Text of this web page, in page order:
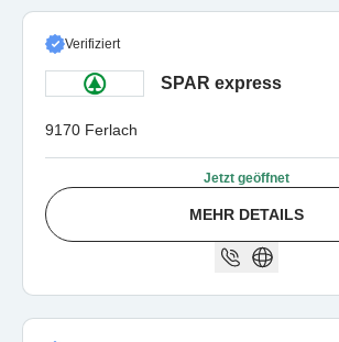
Verifiziert
SPAR express
9170 Ferlach
Jetzt geöffnet
MEHR DETAILS